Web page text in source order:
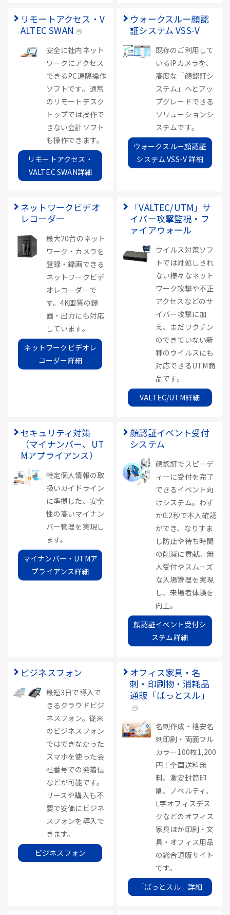
リモートアクセス・V
ALTEC SWAN
安全に社内ネット
ワークにアクセス
できるPC遠隔操作
ソフトです。通常
のリモートデスク
トップでは操作で
きない会計ソフト
も操作できます。
リモートアクセス・
VALTEC SWAN詳細
ウォークスルー顔認
証システム VSS-V
既存のご利用して
いるIPカメラを、
高度な「顔認証シ
ステム」へとアッ
プグレードできる
ソリューションシ
ステムです。
ウォークスルー顔認証
システム VSS-V 詳細
ネットワークビデオ
レコーダー
最大20台のネット
ワーク・カメラを
登録・録画できる
ネットワークビデ
オレコーダーで
す。4K画質の録
画・出力にも対応
しています。
ネットワークビデオレ
コーダー詳細
「VALTEC/UTM」サ
イバー攻撃監視・フ
ァイアウォール
ウイルス対策ソフ
トでは対処しきれ
ない様々なネット
ワーク攻撃や不正
アクセスなどのサ
イバー攻撃に加
え、まだワクチン
のできていない新
種のウイルスにも
対応できるUTM商
品です。
VALTEC/UTM詳細
セキュリティ対策
（マイナンバー、UT
Mアプライアンス）
特定個人情報の取
扱いガイドライン
に準拠した、安全
性の高いマイナン
バー管理を実現し
ます。
マイナンバー・UTMア
プライアンス詳細
顔認証イベント受付
システム
顔認証でスピーデ
ィーに受付を完了
できるイベント向
けシステム。わず
か0.2秒で本人確認
ができ、なりすま
し防止や待ち時間
の削減に貢献。無
人受付やスムーズ
な入場管理を実現
し、来場者体験を
向上。
顔認証イベント受付シ
ステム詳細
ビジネスフォン
最短3日で導入で
きるクラウドビジ
ネスフォン。従来
のビジネスフォン
ではできなかった
スマホを使った会
社番号での発着信
などが可能です。
リースや購入も不
要で安価にビジネ
スフォンを導入で
きます。
ビジネスフォン
オフィス家具・名
刺・印刷物・消耗品
通販「ぱっとスル」
名刺作成・格安名
刺印刷・両面フル
カラー100枚1,200
円！全国送料無
料。激安封筒印
刷、ノベルティ、
L字オフィスデス
クなどのオフィス
家具ほか印刷・文
具・オフィス用品
の総合通販サイト
です。
「ぱっとスル」詳細